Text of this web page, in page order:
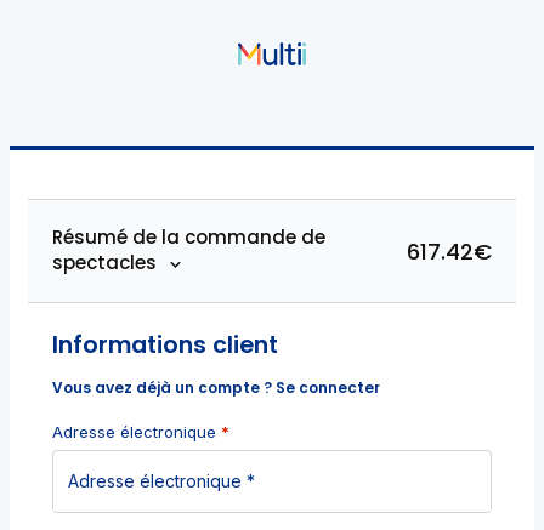
Résumé de la commande de
spectacles
617.42€
Informations client
Vous avez déjà un compte ? Se connecter
Adresse électronique *